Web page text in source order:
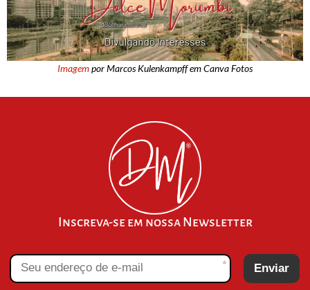
Imagempor Marcos Kulenkampff em Canva Fotos
Inscreva-se em nossa Newsletter
* Enviar